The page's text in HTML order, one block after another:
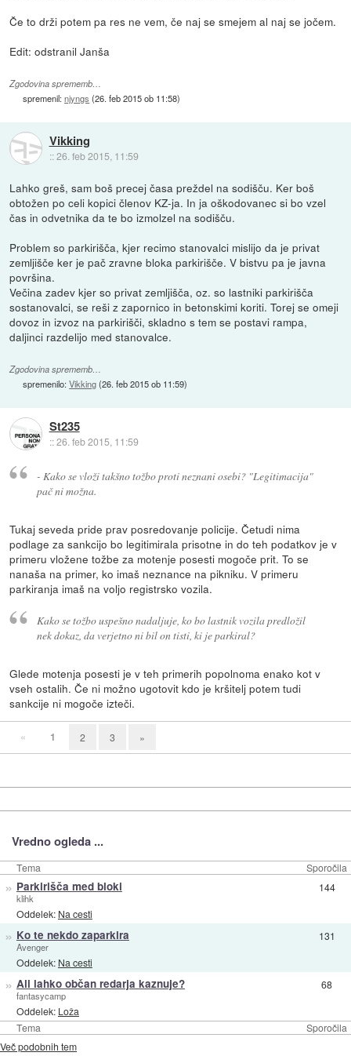
Če to drži potem pa res ne vem, če naj se smejem al naj se jočem.
Edit: odstranil Janša
Zgodovina sprememb…
spremenil:njyngs (26. feb 2015 ob 11:58)
Vikking
::26. feb 2015, 11:59
Lahko greš, sam boš precej časa preždel na sodišču. Ker boš
obtožen po celi kopici členov KZ-ja. In ja oškodovanec si bo vzel
čas in odvetnika da te bo izmolzel na sodišču.
Problem so parkirišča, kjer recimo stanovalci mislijo da je privat
zemljišče ker je pač zravne bloka parkirišče. V bistvu pa je javna
površina.
Večina zadev kjer so privat zemljišča, oz. so lastniki parkirišča
sostanovalci, se reši z zapornico in betonskimi koriti. Torej se omeji
dovoz in izvoz na parkirišči, skladno s tem se postavi rampa,
daljinci razdelijo med stanovalce.
Zgodovina sprememb…
spremenilo:Vikking(26. feb 2015 ob 11:59)
St235
::26. feb 2015, 11:59
- Kako se vloži takšno tožbo proti neznani osebi? "Legitimacija"
pač ni možna.
Tukaj seveda pride prav posredovanje policije. Četudi nima
podlage za sankcijo bo legitimirala prisotne in do teh podatkov je v
primeru vložene tožbe za motenje posesti mogoče prit. To se
nanaša na primer, ko imaš neznance na pikniku. V primeru
parkiranja imaš na voljo registrsko vozila.
Kako se tožbo uspešno nadaljuje, ko bo lastnik vozila predložil
nek dokaz, da verjetno ni bil on tisti, ki je parkiral?
Glede motenja posesti je v teh primerih popolnoma enako kot v
vseh ostalih. Če ni možno ugotovit kdo je kršitelj potem tudi
sankcije ni mogoče izteči.
« 1 2 3 »
Vredno ogleda ...
Tema Sporočila
Tema Sporočila
» Parkirišča med bloki
klihk
Oddelek: Na cesti
144
» Ko te nekdo zaparkira
Avenger
Oddelek: Na cesti
131
» Ali lahko občan redarja kaznuje?
fantasycamp
Oddelek: Loža
68
Več podobnih tem